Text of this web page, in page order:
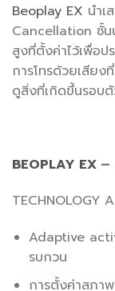
Beoplay EX นำ
Cancellation ชั้น
สูงที่ตั้งค่าไว้เพื่อ
การโทรด้วยเสีย
ดูสิ่งที่เกิดขึ้นรอบ
BEOPLAY EX –
TECHNOLOGY
Adaptive
รบกวน
การตั้งค่าสภา